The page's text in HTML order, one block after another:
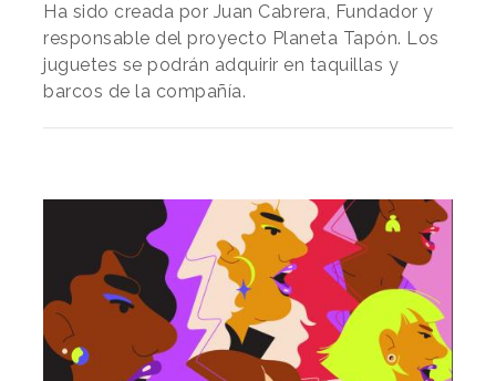
Ha sido creada por Juan Cabrera, Fundador y
responsable del proyecto Planeta Tapón. Los
juguetes se podrán adquirir en taquillas y
barcos de la compañía.